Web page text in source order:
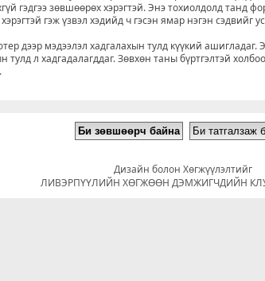
гэдгээ зөвшөөрөх хэрэгтэй. Энэ тохиолдолд танд
гэж үзвэл хэдийд ч гэсэн ямар нэгэн сэдвийг
дээр мэдээлэл хадгалахын тулд күүкий ашигладаг.
тулд л хадгадалагддаг. Зөвхөн таны бүртгэлтэй
Дизайн болон Хөгжүүлэлтийг
ЛИВЭРПҮҮЛИЙН ХӨГЖӨӨН ДЭМЖИГЧДИЙН